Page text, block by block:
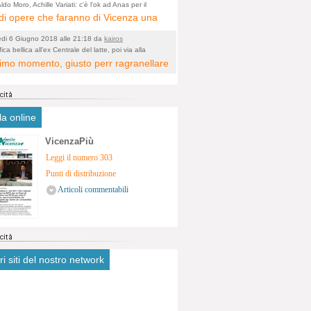
La zona è sicuramente ricca
religiose, con insediamenti
vedi l'acquedotto romano di
Spero, che risorgive della Seriola,
danni.
Moro, Achille Variati: c'è l'ok ad Anas per il
della tangenziale
opere che faranno di Vicenza una
dal rumore dal traffico e smog
in 6 vie cittadine. complimenti
6 Giugno 2018 alle 21:18 da kairos
bellica all'ex Centrale del latte, poi via alla
momento, giusto perr ragranellare
online
VicenzaPiù
Leggi il numero 303
Punti di distribuzione
Articoli commentabili
siti del nostro network